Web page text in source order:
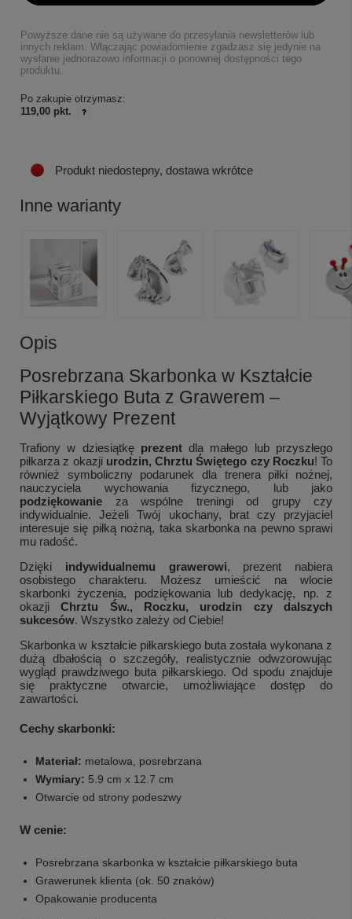
Powyższe dane nie są używane do przesyłania newsletterów lub
innych reklam. Włączając powiadomienie zgadzasz się jedynie na
wysłanie jednorazowo informacji o ponownej dostępności tego
produktu.
Po zakupie otrzymasz:
119,00 pkt.
Produkt niedostepny, dostawa wkrótce
Inne warianty
Opis
Posrebrzana Skarbonka w Kształcie
Piłkarskiego Buta z Grawerem –
Wyjątkowy Prezent
Trafiony w dziesiątkę prezentdla małego lub przyszłego
piłkarza z okazji urodzin, Chrztu Świętego czy Roczku! To
również symboliczny podarunek dla trenera piłki nożnej,
nauczyciela wychowania fizycznego, lub jako
podziękowanie za wspólne treningi od grupy czy
indywidualnie. Jeżeli Twój ukochany, brat czy przyjaciel
interesuje się piłką nożną, taka skarbonka na pewno sprawi
mu radość.
Dzięki indywidualnemu grawerowi, prezent nabiera
osobistego charakteru. Możesz umieścić na wlocie
skarbonki życzenia, podziękowania lub dedykację, np. z
okazjiChrztu Św., Roczku, urodzin czy dalszych
sukcesów. Wszystko zależy od Ciebie!
Skarbonka w kształcie piłkarskiego buta została wykonana z
dużą dbałością o szczegóły, realistycznie odwzorowując
wygląd prawdziwego buta piłkarskiego. Od spodu znajduje
się praktyczne otwarcie, umożliwiające dostęp do
zawartości.
Cechy skarbonki:
Materiał: metalowa, posrebrzana
Wymiary: 5.9 cm x 12.7 cm
Otwarcie od strony podeszwy
W cenie:
Posrebrzana skarbonka w kształcie piłkarskiego buta
Grawerunek klienta (ok. 50 znaków)
Opakowanie producenta